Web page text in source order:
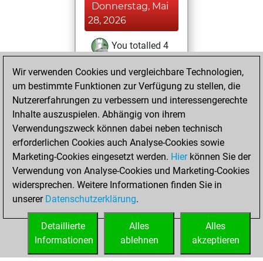
Donnerstag, Mai
28, 2026
You totalled 4
Tactics
You
solved 4 tactics
positions
You achieved
an Elo of 1641 in
tactics positions
You played 2
blitz games
Play
You scored +0
=0 -2 in blitz
Wir verwenden Cookies und vergleichbare Technologien,
um bestimmte Funktionen zur Verfügung zu stellen, die
Nutzererfahrungen zu verbessern und interessengerechte
Inhalte auszuspielen. Abhängig von ihrem
Verwendungszweck können dabei neben technisch
erforderlichen Cookies auch Analyse-Cookies sowie
Marketing-Cookies eingesetzt werden. Hierkönnen Sie der
Verwendung von Analyse-Cookies und Marketing-Cookies
widersprechen. Weitere Informationen finden Sie in
unserer Datenschutzerklärung.
Alles
akzeptieren
Alles
ablehnen
Detaillierte
Informationen